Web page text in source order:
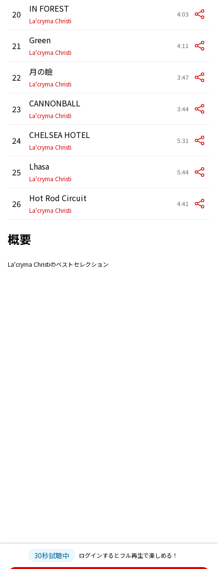
20 IN FOREST
La'cryma Christi
4:03
21 Green
La'cryma Christi
4:11
22 月の瞼
La'cryma Christi
3:47
23 CANNONBALL
La'cryma Christi
3:44
24 CHELSEA HOTEL
La'cryma Christi
5:31
25 Lhasa
La'cryma Christi
5:44
26 Hot Rod Circuit
La'cryma Christi
4:41
概要
La'cryma Christiのベストセレクション
30秒試聴中 ログインするとフル再生で楽しめる！